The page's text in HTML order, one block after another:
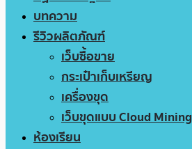
บทความ
รีวิวผลิตภัณฑ์
เว็บซื้อขาย
กระเป๋าเก็บเหรียญ
เครื่องขุด
เว็บขุดแบบ Cloud Mining
ห้องเรียน